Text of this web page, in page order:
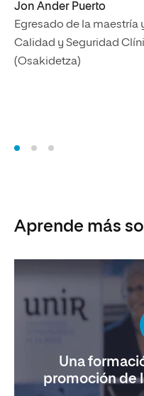
Jon Ander Puerto
Egresado de la maestría
Calidad y Seguridad
(Osakidetza)
Aprende más
Una
promoción de